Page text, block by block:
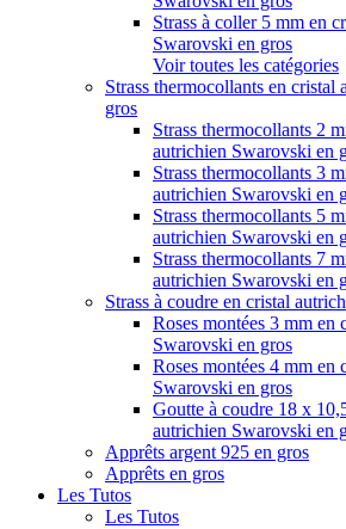
Strass à coller 5 mm en
Swarovski en gros
Voir toutes les catégories
Strass thermocollants en
gros
Strass thermocollants 2
autrichien Swarovski en
Strass thermocollants 3
autrichien Swarovski en
Strass thermocollants 5
autrichien Swarovski en
Strass thermocollants 7
autrichien Swarovski en
Strass à coudre en cristal
Roses montées 3 mm en
Swarovski en gros
Roses montées 4 mm en
Swarovski en gros
Goutte à coudre 18 x
autrichien Swarovski en
Apprêts argent 925 en gros
Apprêts en gros
Les Tutos
Les Tutos